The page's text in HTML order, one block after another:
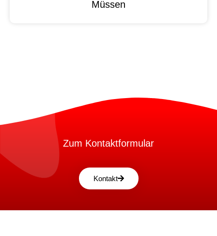
Müssen
Zum Kontaktformular
Kontakt